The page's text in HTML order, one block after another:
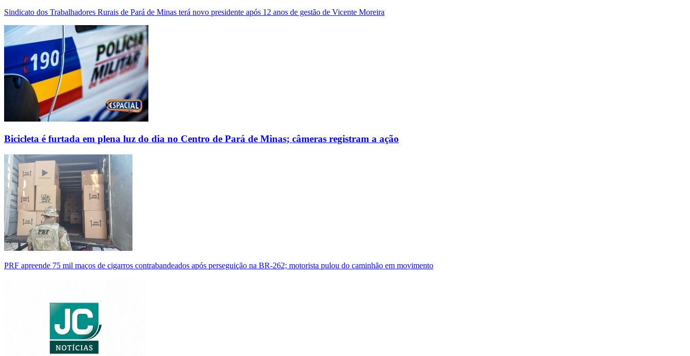
Sindicato dos Trabalhadores Rurais de Pará de Minas terá novo presidente após 12 anos de gestão de Vicente Moreira
Bicicleta é furtada em plena luz do dia no Centro de Pará de Minas; câmeras registram a ação
PRF apreende 75 mil maços de cigarros contrabandeados após perseguição na BR-262; motorista pulou do caminhão em movimento